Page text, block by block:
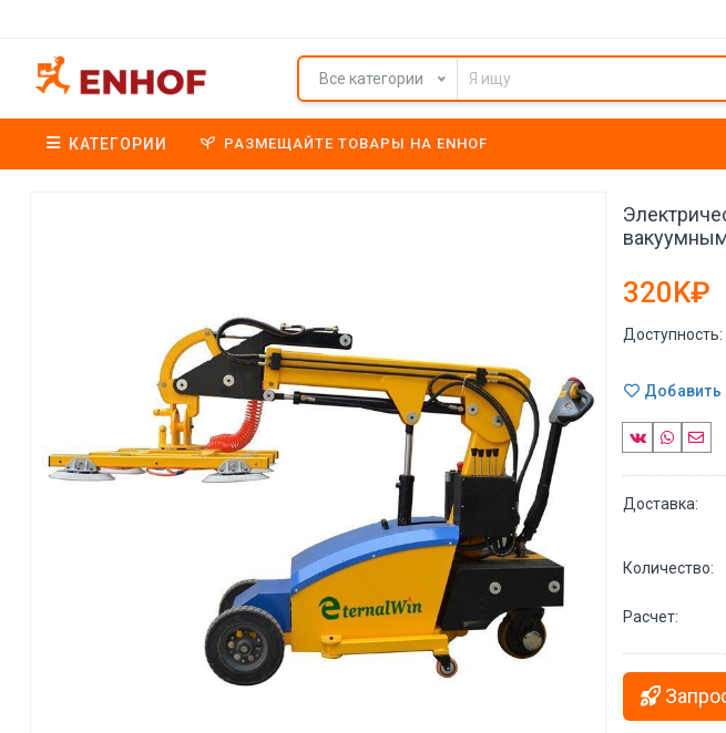
Все категории
КАТЕГОРИИ РАЗМЕЩАЙТЕ ТОВАРЫ НА ENHOF
320K₽
Доступность:
Добавить
Доставка:
Количество:
Расчет: